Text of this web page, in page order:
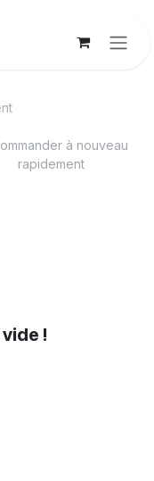
à nouveau
rapidement
!